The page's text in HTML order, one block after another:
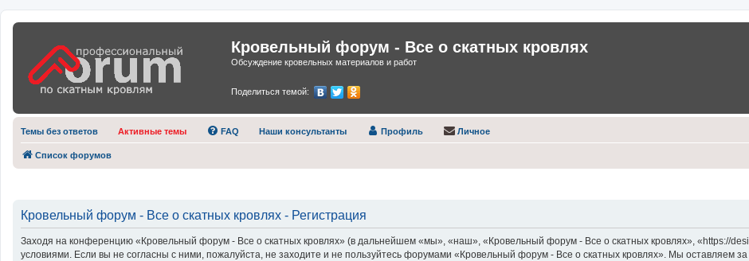
Кровельный форум - Все о скатных кровлях
Обсуждение кровельных материалов и работ
Поделиться темой:
Темы без ответов Активные темы FAQ Наши консультанты Профиль Личное
Список форумов
Кровельный форум - Все о скатных кровлях - Регистрация
Заходя на конференцию «Кровельный форум - Все о скатных кровлях» (в дальнейшем «мы», «наш», «Кровельный форум - Все о скатных кровлях», «https://
условиями. Если вы не согласны с ними, пожалуйста, не заходите и не пользуйтесь форумами «Кровельный форум - Все о скатных кровлях». Мы оставляем